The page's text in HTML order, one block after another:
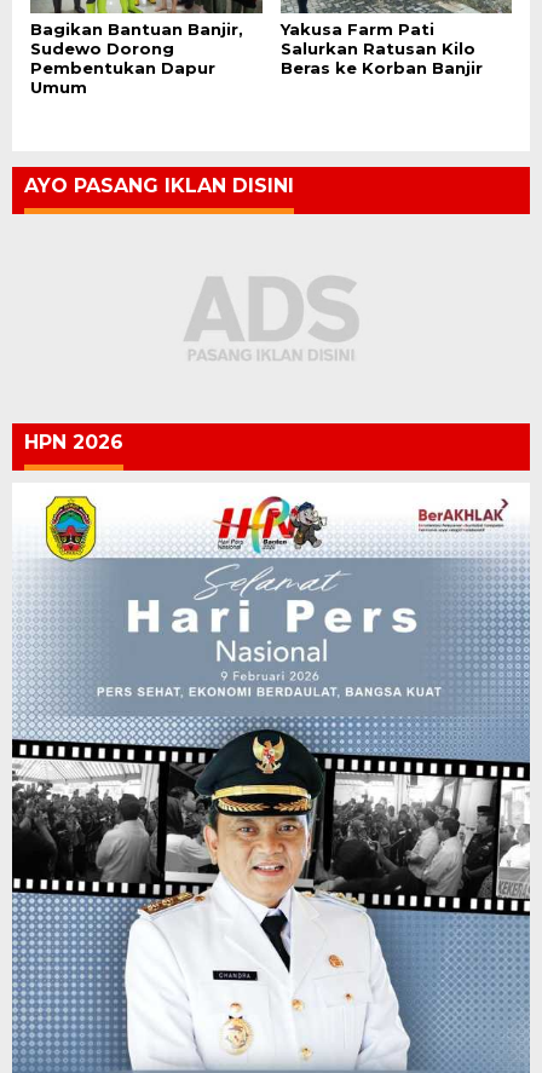
Bagikan Bantuan Banjir,
Sudewo Dorong
Pembentukan Dapur
Umum
Yakusa Farm Pati
Salurkan Ratusan Kilo
Beras ke Korban Banjir
AYO PASANG IKLAN DISINI
HPN 2026